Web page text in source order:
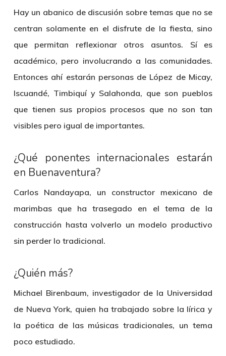
Hay un abanico de discusión sobre temas que no se
centran solamente en el disfrute de la fiesta, sino
que permitan reflexionar otros asuntos. Sí es
académico, pero involucrando a las comunidades.
Entonces ahí estarán personas de López de Micay,
Iscuandé, Timbiquí y Salahonda, que son pueblos
que tienen sus propios procesos que no son tan
visibles pero igual de importantes.
¿Qué ponentes internacionales estarán
en Buenaventura?
Carlos Nandayapa, un constructor mexicano de
marimbas que ha trasegado en el tema de la
construcción hasta volverlo un modelo productivo
sin perder lo tradicional.
¿Quién más?
Michael Birenbaum, investigador de la Universidad
de Nueva York, quien ha trabajado sobre la lírica y
la poética de las músicas tradicionales, un tema
poco estudiado.